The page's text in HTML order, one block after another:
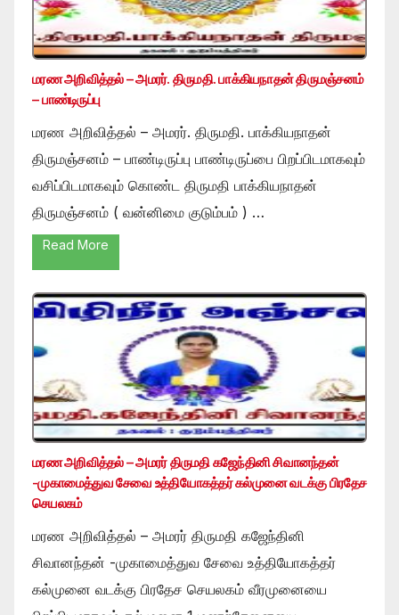
மரண அறிவித்தல் – அமரர். திருமதி. பாக்கியநாதன் திருமஞ்சனம்
– பாண்டிருப்பு
மரண அறிவித்தல் – அமரர். திருமதி. பாக்கியநாதன்
திருமஞ்சனம் – பாண்டிருப்பு பாண்டிருப்பை பிறப்பிடமாகவும்
வசிப்பிடமாகவும் கொண்ட திருமதி பாக்கியநாதன்
திருமஞ்சனம் ( வன்னிமை குடும்பம் ) …
Read More
மரண அறிவித்தல் – அமரர் திருமதி கஜேந்தினி சிவானந்தன்
-முகாமைத்துவ சேவை உத்தியோகத்தர் கல்முனை வடக்கு பிரதேச
செயலகம்
மரண அறிவித்தல் – அமரர் திருமதி கஜேந்தினி
சிவானந்தன் -முகாமைத்துவ சேவை உத்தியோகத்தர்
கல்முனை வடக்கு பிரதேச செயலகம் வீரமுனையை